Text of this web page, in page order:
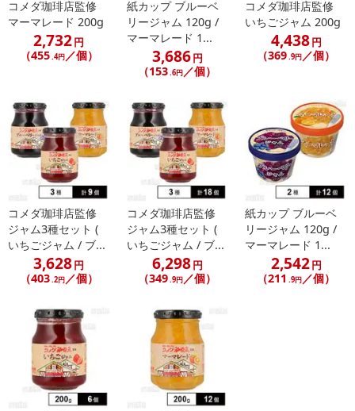
コメダ珈琲店監修
マーマレード 200g
2,732円
（455.4円／個）
紙カップ ブルーベ
リージャム 120g /
マーマレード 1...
3,686円
（153.6円／個）
コメダ珈琲店監修
いちごジャム 200g
4,438円
（369.9円／個）
コメダ珈琲店監修
ジャム3種セット (
いちごジャム / ブ...
3,628円
（403.2円／個）
コメダ珈琲店監修
ジャム3種セット (
いちごジャム / ブ...
6,298円
（349.9円／個）
紙カップ ブルーベ
リージャム 120g /
マーマレード 1...
2,542円
（211 .9円／個）